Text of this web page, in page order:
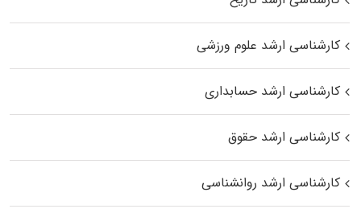
کارشناسی ارشد علوم ورزشی
کارشناسی ارشد حسابداری
کارشناسی ارشد حقوق
کارشناسی ارشد روانشناسی